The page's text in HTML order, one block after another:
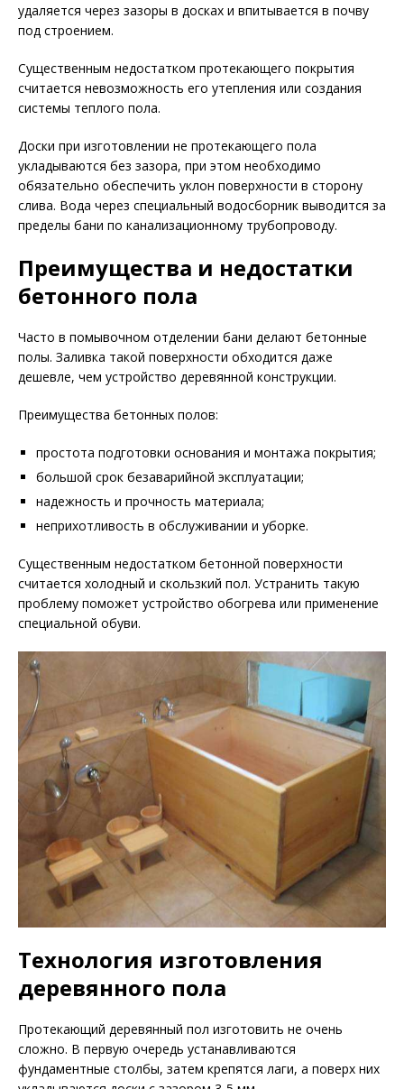
удаляется через зазоры в досках и впитывается в почву
под строением.
Существенным недостатком протекающего покрытия
считается невозможность его утепления или создания
системы теплого пола.
Доски при изготовлении не протекающего пола
укладываются без зазора, при этом необходимо
обязательно обеспечить уклон поверхности в сторону
слива. Вода через специальный водосборник выводится за
пределы бани по канализационному трубопроводу.
Преимущества и недостатки
бетонного пола
Часто в помывочном отделении бани делают бетонные
полы. Заливка такой поверхности обходится даже
дешевле, чем устройство деревянной конструкции.
Преимущества бетонных полов:
простота подготовки основания и монтажа покрытия;
большой срок безаварийной эксплуатации;
надежность и прочность материала;
неприхотливость в обслуживании и уборке.
Существенным недостатком бетонной поверхности
считается холодный и скользкий пол. Устранить такую
проблему поможет устройство обогрева или применение
специальной обуви.
Технология изготовления
деревянного пола
Протекающий деревянный пол изготовить не очень
сложно. В первую очередь устанавливаются
фундаментные столбы, затем крепятся лаги, а поверх них